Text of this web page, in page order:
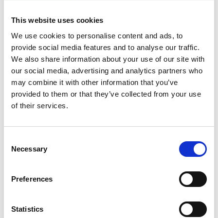
This website uses cookies
We use cookies to personalise content and ads, to
provide social media features and to analyse our traffic.
We also share information about your use of our site with
our social media, advertising and analytics partners who
may combine it with other information that you’ve
provided to them or that they’ve collected from your use
of their services.
Selection
Necessary
Preferences
Statistics
Bergkanalen, på 1930-talet och därmed hade en ö
Lanthöjden är med sina 91,5 meter Göta kanals näst
högsta punkt (sjön Viken är den högsta). En obelisk
restes på kullen strax efter att kanalen invigdes och
idag förbinder en liten träbro ön med fastlandet.